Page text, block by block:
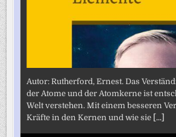
Autor: Rutherford, Ernest. Das
der Atome und der Atomkerne ist
Welt verstehen. Mit einem besseren
Kräfte in den Kernen und wie sie [...]